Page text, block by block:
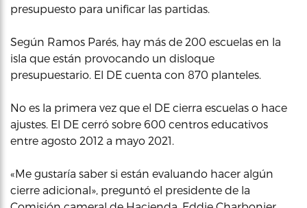
presupuesto para unificar las partidas.
Según Ramos Parés, hay más de 200 escuelas en la
isla que están provocando un disloque
presupuestario. El DE cuenta con 870 planteles.
No es la primera vez que el DE cierra escuelas o hace
ajustes. El DE cerró sobre 600 centros educativos
entre agosto 2012 a mayo 2021.
«Me gustaría saber si están evaluando hacer algún
cierre adicional», preguntó el presidente de la